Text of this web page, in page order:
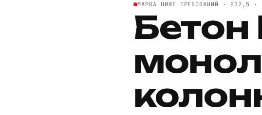
МАРКА НИЖЕ ТРЕБОВАНИЙ · B12,5 ·